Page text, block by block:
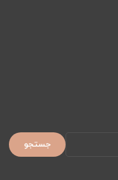
جستجو